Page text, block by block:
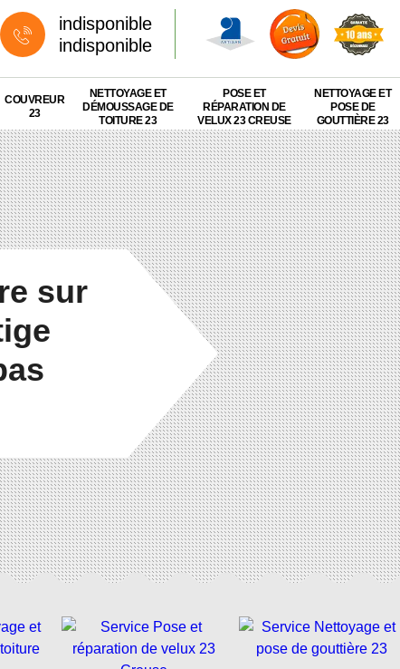
indisponible
indisponible
COUVREUR
23
NETTOYAGE ET
DÉMOUSSAGE DE
TOITURE 23
POSE ET
RÉPARATION DE
VELUX 23 CREUSE
NETTOYAGE ET
POSE DE
GOUTTIÈRE 23
sur